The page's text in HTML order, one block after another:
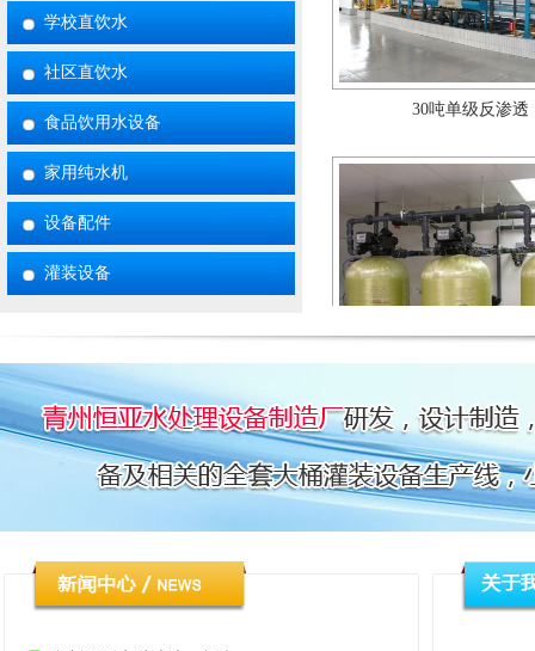
30吨单级反渗透
学校直饮水
社区直饮水
食品饮用水设备
家用纯水机
设备配件
灌装设备